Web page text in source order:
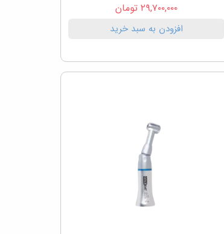
۲۹,۷۰۰,۰۰۰ تومان
افزودن به سبد خرید